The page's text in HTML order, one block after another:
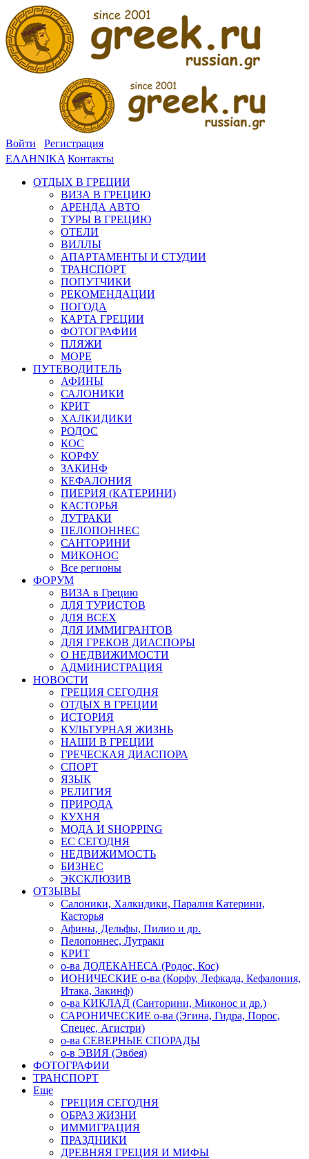
Войти
Регистрация
ΕΛΛΗΝΙΚΑ Контакты
ОТДЫХ В ГРЕЦИИ
ВИЗА В ГРЕЦИЮ
АРЕНДА АВТО
ТУРЫ В ГРЕЦИЮ
ОТЕЛИ
ВИЛЛЫ
АПАРТАМЕНТЫ И СТУДИИ
ТРАНСПОРТ
ПОПУТЧИКИ
РЕКОМЕНДАЦИИ
ПОГОДА
КАРТА ГРЕЦИИ
ФОТОГРАФИИ
ПЛЯЖИ
МОРЕ
ПУТЕВОДИТЕЛЬ
АФИНЫ
САЛОНИКИ
КРИТ
ХАЛКИДИКИ
РОДОС
КОС
КОРФУ
ЗАКИНФ
КЕФАЛОНИЯ
ПИЕРИЯ (КАТЕРИНИ)
КАСТОРЬЯ
ЛУТРАКИ
ПЕЛОПОННЕС
САНТОРИНИ
МИКОНОС
Все регионы
ФОРУМ
ВИЗА в Грецию
ДЛЯ ТУРИСТОВ
ДЛЯ ВСЕХ
ДЛЯ ИММИГРАНТОВ
ДЛЯ ГРЕКОВ ДИАСПОРЫ
О НЕДВИЖИМОСТИ
АДМИНИСТРАЦИЯ
НОВОСТИ
ГРЕЦИЯ СЕГОДНЯ
ОТДЫХ В ГРЕЦИИ
ИСТОРИЯ
КУЛЬТУРНАЯ ЖИЗНЬ
НАШИ В ГРЕЦИИ
ГРЕЧЕСКАЯ ДИАСПОРА
СПОРТ
ЯЗЫК
РЕЛИГИЯ
ПРИРОДА
КУХНЯ
МОДА И SHOPPING
ЕС СЕГОДНЯ
НЕДВИЖИМОСТЬ
БИЗНЕС
ЭКСКЛЮЗИВ
ОТЗЫВЫ
Салоники, Халкидики, Паралия Катерини,
Касторья
Афины, Дельфы, Пилио и др.
Пелопоннес, Лутраки
КРИТ
о-ва ДОДЕКАНЕСА (Родос, Кос)
ИОНИЧЕСКИЕ о-ва (Корфу, Лефкада, Кефалония,
Итака, Закинф)
о-ва КИКЛАД (Санторини, Миконос и др.)
САРОНИЧЕСКИЕ о-ва (Эгина, Гидра, Порос,
Спецес, Агистри)
о-ва СЕВЕРНЫЕ СПОРАДЫ
о-в ЭВИЯ (Эвбея)
ФОТОГРАФИИ
ТРАНСПОРТ
Еще
ГРЕЦИЯ СЕГОДНЯ
ОБРАЗ ЖИЗНИ
ИММИГРАЦИЯ
ПРАЗДНИКИ
ДРЕВНЯЯ ГРЕЦИЯ И МИФЫ